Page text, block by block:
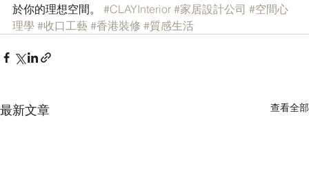
於你的理想空間。 #CLAYInterior #家居設計公司 #空間心
理學 #收口工藝 #香港裝修 #質感生活
最新文章 查看全部